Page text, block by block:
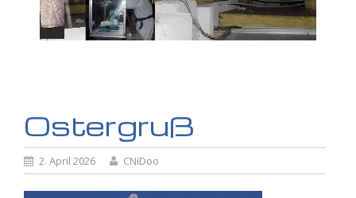
Ostergruß
2. April 2026 CNiDoo